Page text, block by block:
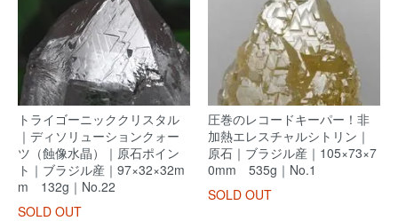
トライゴーニッククリスタル
｜ディソリューションクォー
ツ（蝕像水晶）｜原石ポイン
ト｜ブラジル産｜97×32×32m
m 132g｜No.22
SOLD OUT
圧巻のレコードキーパー！非
加熱エレスチャルシトリン｜
原石｜ブラジル産｜105×73×7
0mm 535g｜No.1
SOLD OUT